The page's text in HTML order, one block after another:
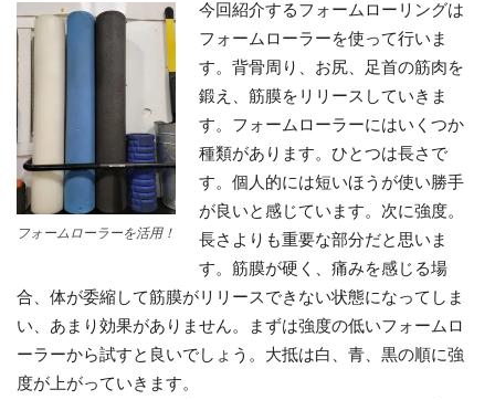
フォームローラーを活用！
今回紹介するフォームローリングは
フォームローラーを使って行いま
す。背骨周り、お尻、足首の筋肉を
鍛え、筋膜をリリースしていきま
す。フォームローラーにはいくつか
種類があります。ひとつは長さで
す。個人的には短いほうが使い勝手
が良いと感じています。次に強度。
長さよりも重要な部分だと思いま
す。筋膜が硬く、痛みを感じる場
合、体が委縮して筋膜がリリースできない状態になってしま
い、あまり効果がありません。まずは強度の低いフォームロ
ーラーから試すと良いでしょう。大抵は白、青、黒の順に強
度が上がっていきます。